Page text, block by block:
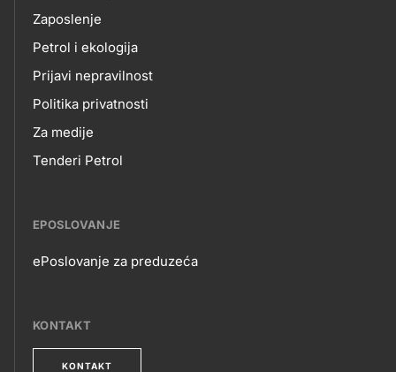
Zaposlenje
Petrol i ekologija
Prijavi nepravilnost
Politika privatnosti
Za medije
Tenderi Petrol
EPOSLOVANJE
ePoslovanje za preduzeća
KONTAKT
KONTAKT